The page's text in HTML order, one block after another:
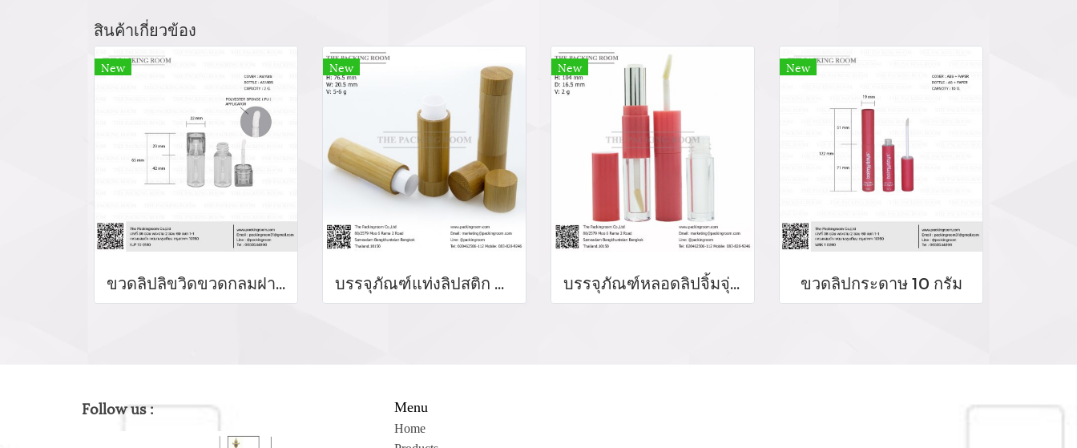
สินค้าเกี่ยวข้อง
New
ขวดลิปลิขวิดขวดกลมฝาเหลี่ยม
New
บรรจุภัณฑ์แท่งลิปสติก หลอดลิปแท่ง Lip stick package/ Lip tube สีแดงเงาฝาปิดแม่เหล็ก จำหน่ายบรรจุภัณฑ์เครื่องสำอางทุกประเภท
New
บรรจุภัณฑ์หลอดลิปจิ้มจุ่ม หลอดลิปกลอส bottle lip gloss/ lip bottle ขวดลิป บรรจุภัณฑ์ใส่ลิป จำหน่ายบรรจุภัณฑ์เครื่องสำอางรรจุภัณฑ์เครื่องสำอางทุกประเภท
New
ขวดลิปกระดาษ 10 กรัม
Follow us : Menu
Home